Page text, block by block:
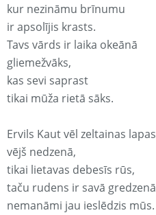
kur nezināmu brīnumu
ir apsolījis krasts.
Tavs vārds ir laika okeānā
gliemežvāks,
kas sevi saprast
tikai mūža rietā sāks.
Ervils Kaut vēl zeltainas lapas
vējš nedzenā,
tikai lietavas debesīs rūs,
taču rudens ir savā gredzenā
nemanāmi jau ieslēdzis mūs.